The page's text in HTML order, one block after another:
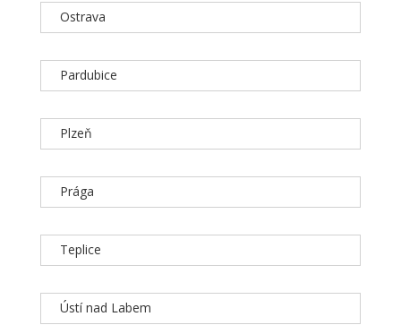
Ostrava
Pardubice
Plzeň
Prága
Teplice
Ústí nad Labem